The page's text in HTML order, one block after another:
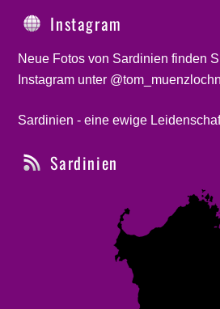
Instagram
Neue Fotos von Sardinien finden
Instagram unter
Sardinien - eine ewige
Sardinien